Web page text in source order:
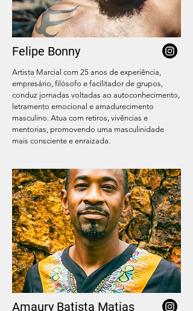
Felipe Bonny
Artista Marcial com 25 anos de experiência,
empresário, filósofo e facilitador de grupos,
conduz jornadas voltadas ao autoconhecimento,
letramento emocional e amadurecimento
masculino. Atua com retiros, vivências e
mentorias, promovendo uma masculinidade
mais consciente e enraizada.
Amaury Batista Matias